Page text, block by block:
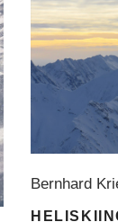
Bernhard